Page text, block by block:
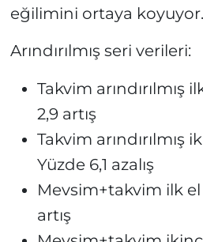
eğilimini ortaya koyuyor.
Arındırılmış seri verileri:
Takvim arındırılmış
2,9 artış
Takvim arındırılmış
Yüzde 6,1 azalış
Mevsim+takvim ilk el
artış